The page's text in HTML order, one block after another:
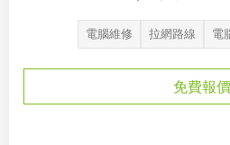
電腦維修 拉網路線 電
免費報價